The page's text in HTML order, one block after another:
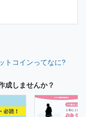
トコインってなに?
成しませんか？